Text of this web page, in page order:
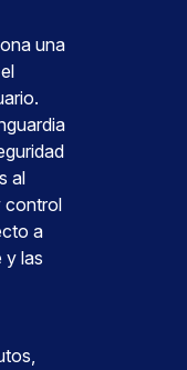
una
al
control
a
y las